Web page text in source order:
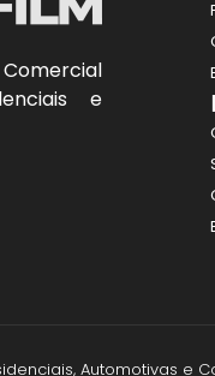
e
Automotivas e